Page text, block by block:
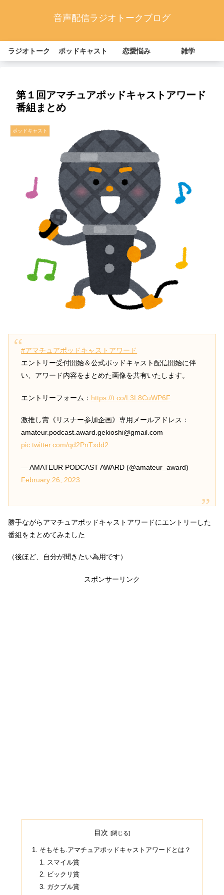
音声配信ラジオトークブログ
ラジオトーク ポッドキャスト 恋愛悩み 雑学
第１回アマチュアポッドキャストアワード
番組まとめ
ポッドキャスト
#アマチュアポッドキャストアワード
エントリー受付開始＆公式ポッドキャスト配信開始に伴
い、アワード内容をまとめた画像を共有いたします。
エントリーフォーム： https://t.co/L3L8CuWP6F
激推し賞《リスナー参加企画》専用メールアドレス：
amateur.podcast.award.gekioshi@gmail.com
pic.twitter.com/qd2PnTxdd2
— AMATEUR PODCAST AWARD (@amateur_award)
February 26, 2023
勝手ながらアマチュアポッドキャストアワードにエントリーした
番組をまとめてみました
（後ほど、自分が聞きたい為用です）
スポンサーリンク
目次
そもそも.アマチュアポッドキャストアワードとは？
スマイル賞
ビックリ賞
ガクブル賞